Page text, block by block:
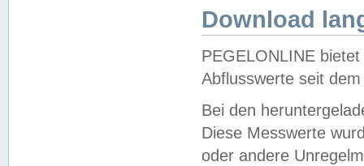
Download
PEGELONLINE
Abflusswerte seit
Bei den
Diese Messwerte
oder andere